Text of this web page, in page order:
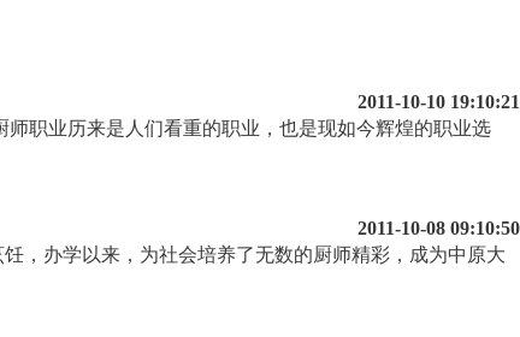
2011-10-10 19:10:21
职业历来是人们看重的职业，也是现如今辉煌的职业选
2011-10-08 09:10:50
，办学以来，为社会培养了无数的厨师精彩，成为中原大